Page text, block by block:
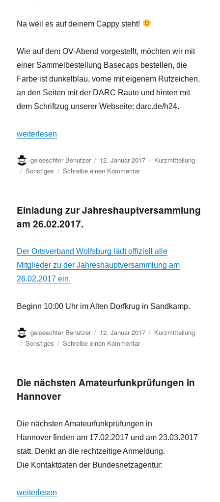
Na weil es auf deinem Cappy steht!
Wie auf dem OV-Abend vorgestellt, möchten wir mit
einer Sammelbestellung Basecaps bestellen, die
Farbe ist dunkelblau, vorne mit eigenem Rufzeichen,
an den Seiten mit der DARC Raute und hinten mit
dem Schriftzug unserer Webseite: darc.de/h24.
„Woher weißt Du, dass ich Funkamateur bin?“
weiterlesen
Autor
geloeschter Benutzer
Veröffentlicht
am
12. Januar 2017 Format
Kurzmitteilung
Kategorien
Sonstiges Schreibe einen Kommentarzu
dass
Einladung zur Jahreshauptversammlung
am 26.02.2017.
Der Ortsverband Wolfsburg lädt offiziell alle
Mitglieder zu der Jahreshauptversammlung am
26.02.2017 ein.
Beginn 10:00 Uhr im Alten Dorfkrug in Sandkamp.
Autor
geloeschter Benutzer
Veröffentlicht
am
12. Januar 2017 Format
Kurzmitteilung
Kategorien
Sonstiges Schreibe einen Kommentarzu
am
Die nächsten Amateurfunkprüfungen in
Hannover
Die nächsten Amateurfunkprüfungen in
Hannover finden am 17.02.2017 und am 23.03.2017
statt. Denkt an die rechtzeitige Anmeldung.
Die Kontaktdaten der Bundesnetzagentur:
„Die nächsten Amateurfunkprüfungen in Hannover“
weiterlesen